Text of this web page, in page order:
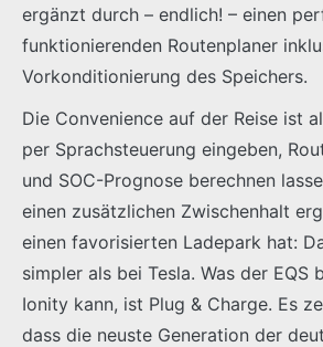
ergänzt durch – endlich! – einen
funktionierenden Routenplaner
Vorkonditionierung des Speichers.
Die Convenience auf der Reise ist
per Sprachsteuerung eingeben,
und SOC-Prognose berechnen
einen zusätzlichen Zwischenhalt
einen favorisierten Ladepark hat:
simpler als bei Tesla. Was der EQS
Ionity kann, ist Plug & Charge. Es
dass die neuste Generation der